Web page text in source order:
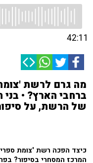
42:11
מה גרם לרשת
ברחבי הארץ? •
של הרשת, על סיפור